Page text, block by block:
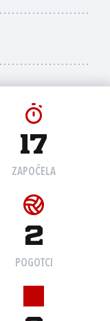
17
ZAPOČELA
2
POGOTCI